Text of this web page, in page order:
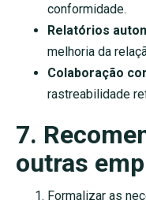
conformidade.
Relatórios
melhoria da
Colaboração
rastreabilidade
7.
outras
Formalizar as